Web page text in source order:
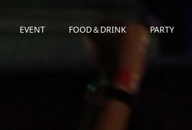
EVENT FOOD＆DRINK PARTY